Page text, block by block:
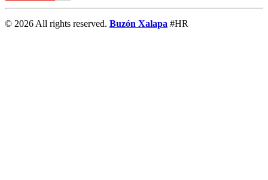
© 2026 All rights reserved. Buzón Xalapa #HR